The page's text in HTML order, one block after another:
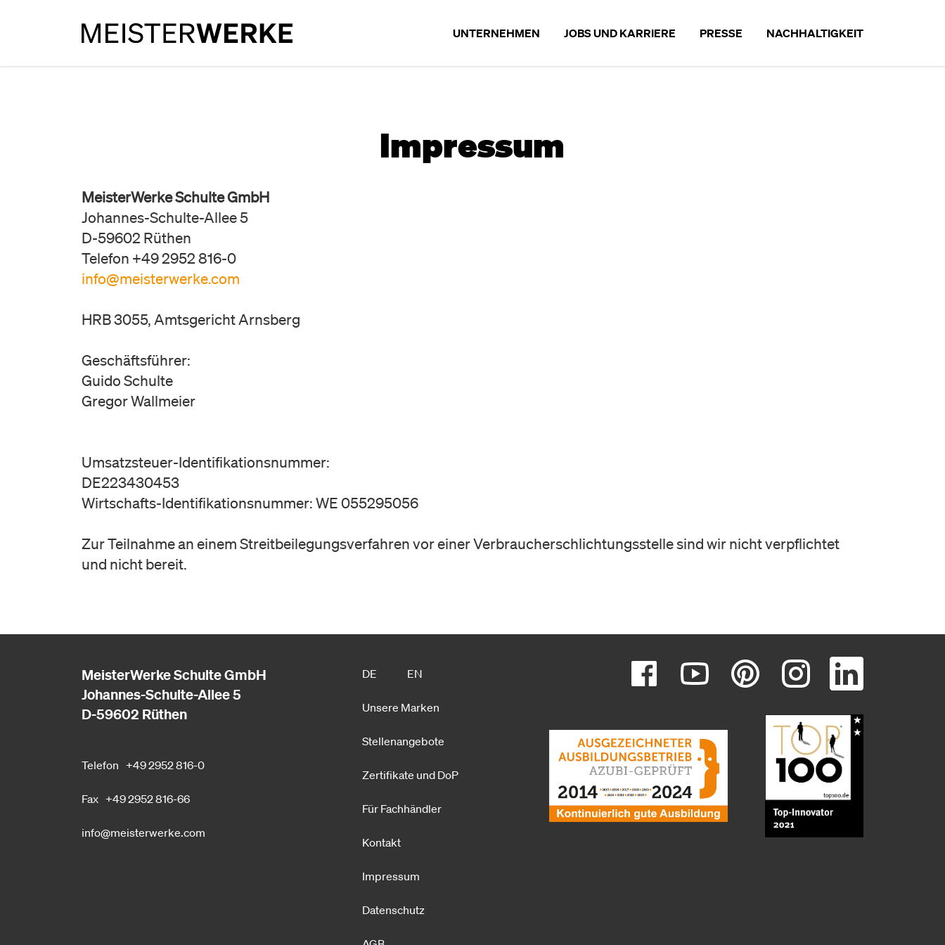
UNTERNEHMEN JOBS UND KARRIERE PRESSE NACHHALTIGKEIT
Impressum
MeisterWerke Schulte GmbH
Johannes-Schulte-Allee 5
D-59602 Rüthen
Telefon +49 2952 816-0
info@meisterwerke.com
HRB 3055, Amtsgericht Arnsberg
Geschäftsführer:
Guido Schulte
Gregor Wallmeier
Umsatzsteuer-Identifikationsnummer:
DE223430453
Wirtschafts-Identifikationsnummer: WE 055295056
Zur Teilnahme an einem Streitbeilegungsverfahren vor einer Verbraucherschlichtungsstelle sind wir nicht verpflichtet
und nicht bereit.
MeisterWerke Schulte GmbH
Johannes-Schulte-Allee 5
D-59602 Rüthen
Telefon +49 2952 816-0
Fax +49 2952 816-66
info@meisterwerke.com
DE EN
Unsere Marken
Stellenangebote
Zertifikate und DoP
Für Fachhändler
Kontakt
Impressum
Datenschutz